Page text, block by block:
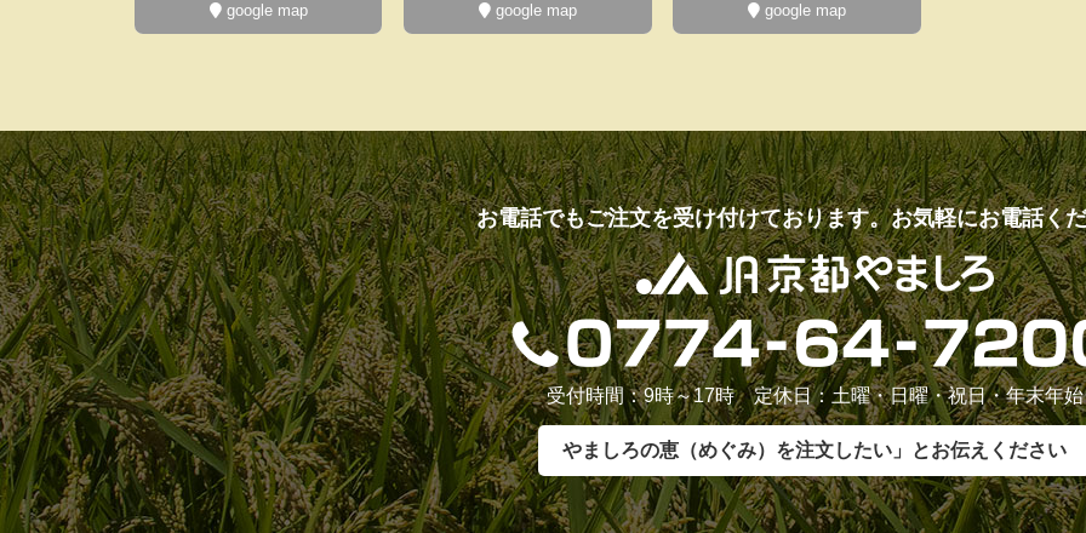
google map google map google map
お電話でもご注文を受け付けております。お気軽にお電話く
受付時間：9時～17時 定休日：土曜・日曜・祝日・年末年始
やましろの恵（めぐみ）を注文したい」とお伝えください